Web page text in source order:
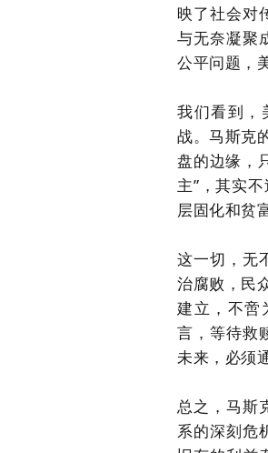
映了社会对
与无奈凝聚
公平问题，
我们看到，
战。马斯克
盘的边缘，
主”，其实
层固化和贫
这一切，无
治腐败，民
建立，不啻
言，等待救
未来，必须
总之，马斯
系的深刻危